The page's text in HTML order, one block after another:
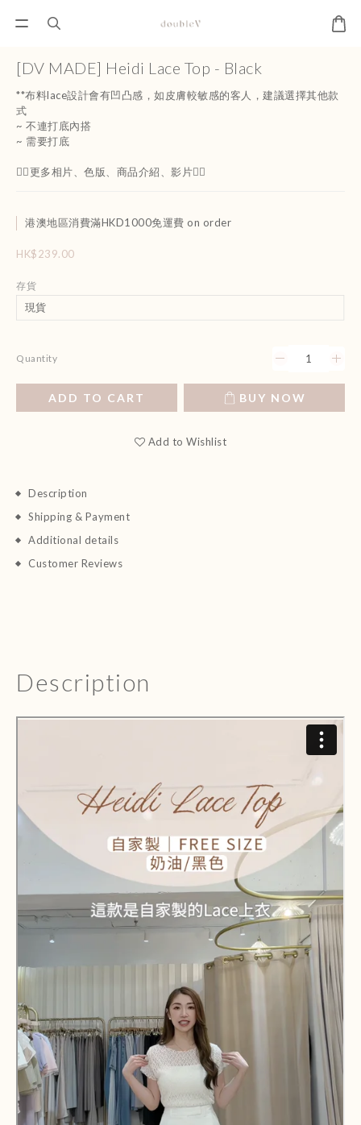
[DV MADE] Heidi Lace Top - Black
**布料lace設計會有凹凸感，如皮膚較敏感的客人，建議選擇其他款
式
~ 不連打底內搭
~ 需要打底
👇🏻更多相片、色版、商品介紹、影片👇🏻
港澳地區消費滿HKD1000免運費 on order
HK$239.00
存貨
Quantity
ADD TO CART BUY NOW
Add to Wishlist
Description
Shipping & Payment
Additional details
Customer Reviews
Description